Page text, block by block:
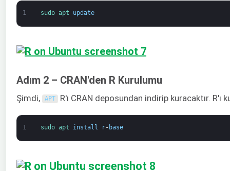
1 sudo apt update
Adım 2 – CRAN'den R Kurulumu
Şimdi, APT R'ı CRAN deposundan indirip kuracaktır. R'ı
1 sudo apt install r- base